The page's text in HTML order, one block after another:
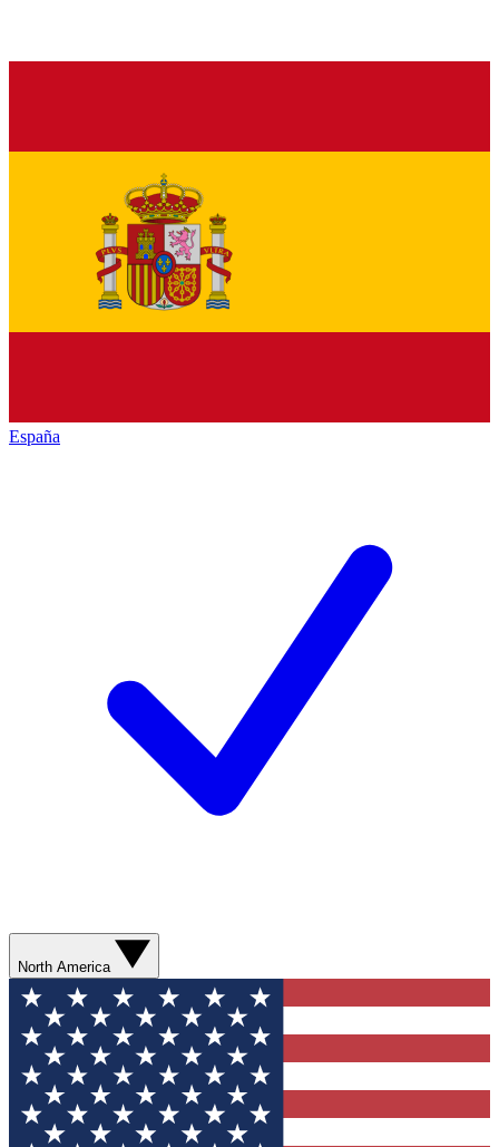
España
North America